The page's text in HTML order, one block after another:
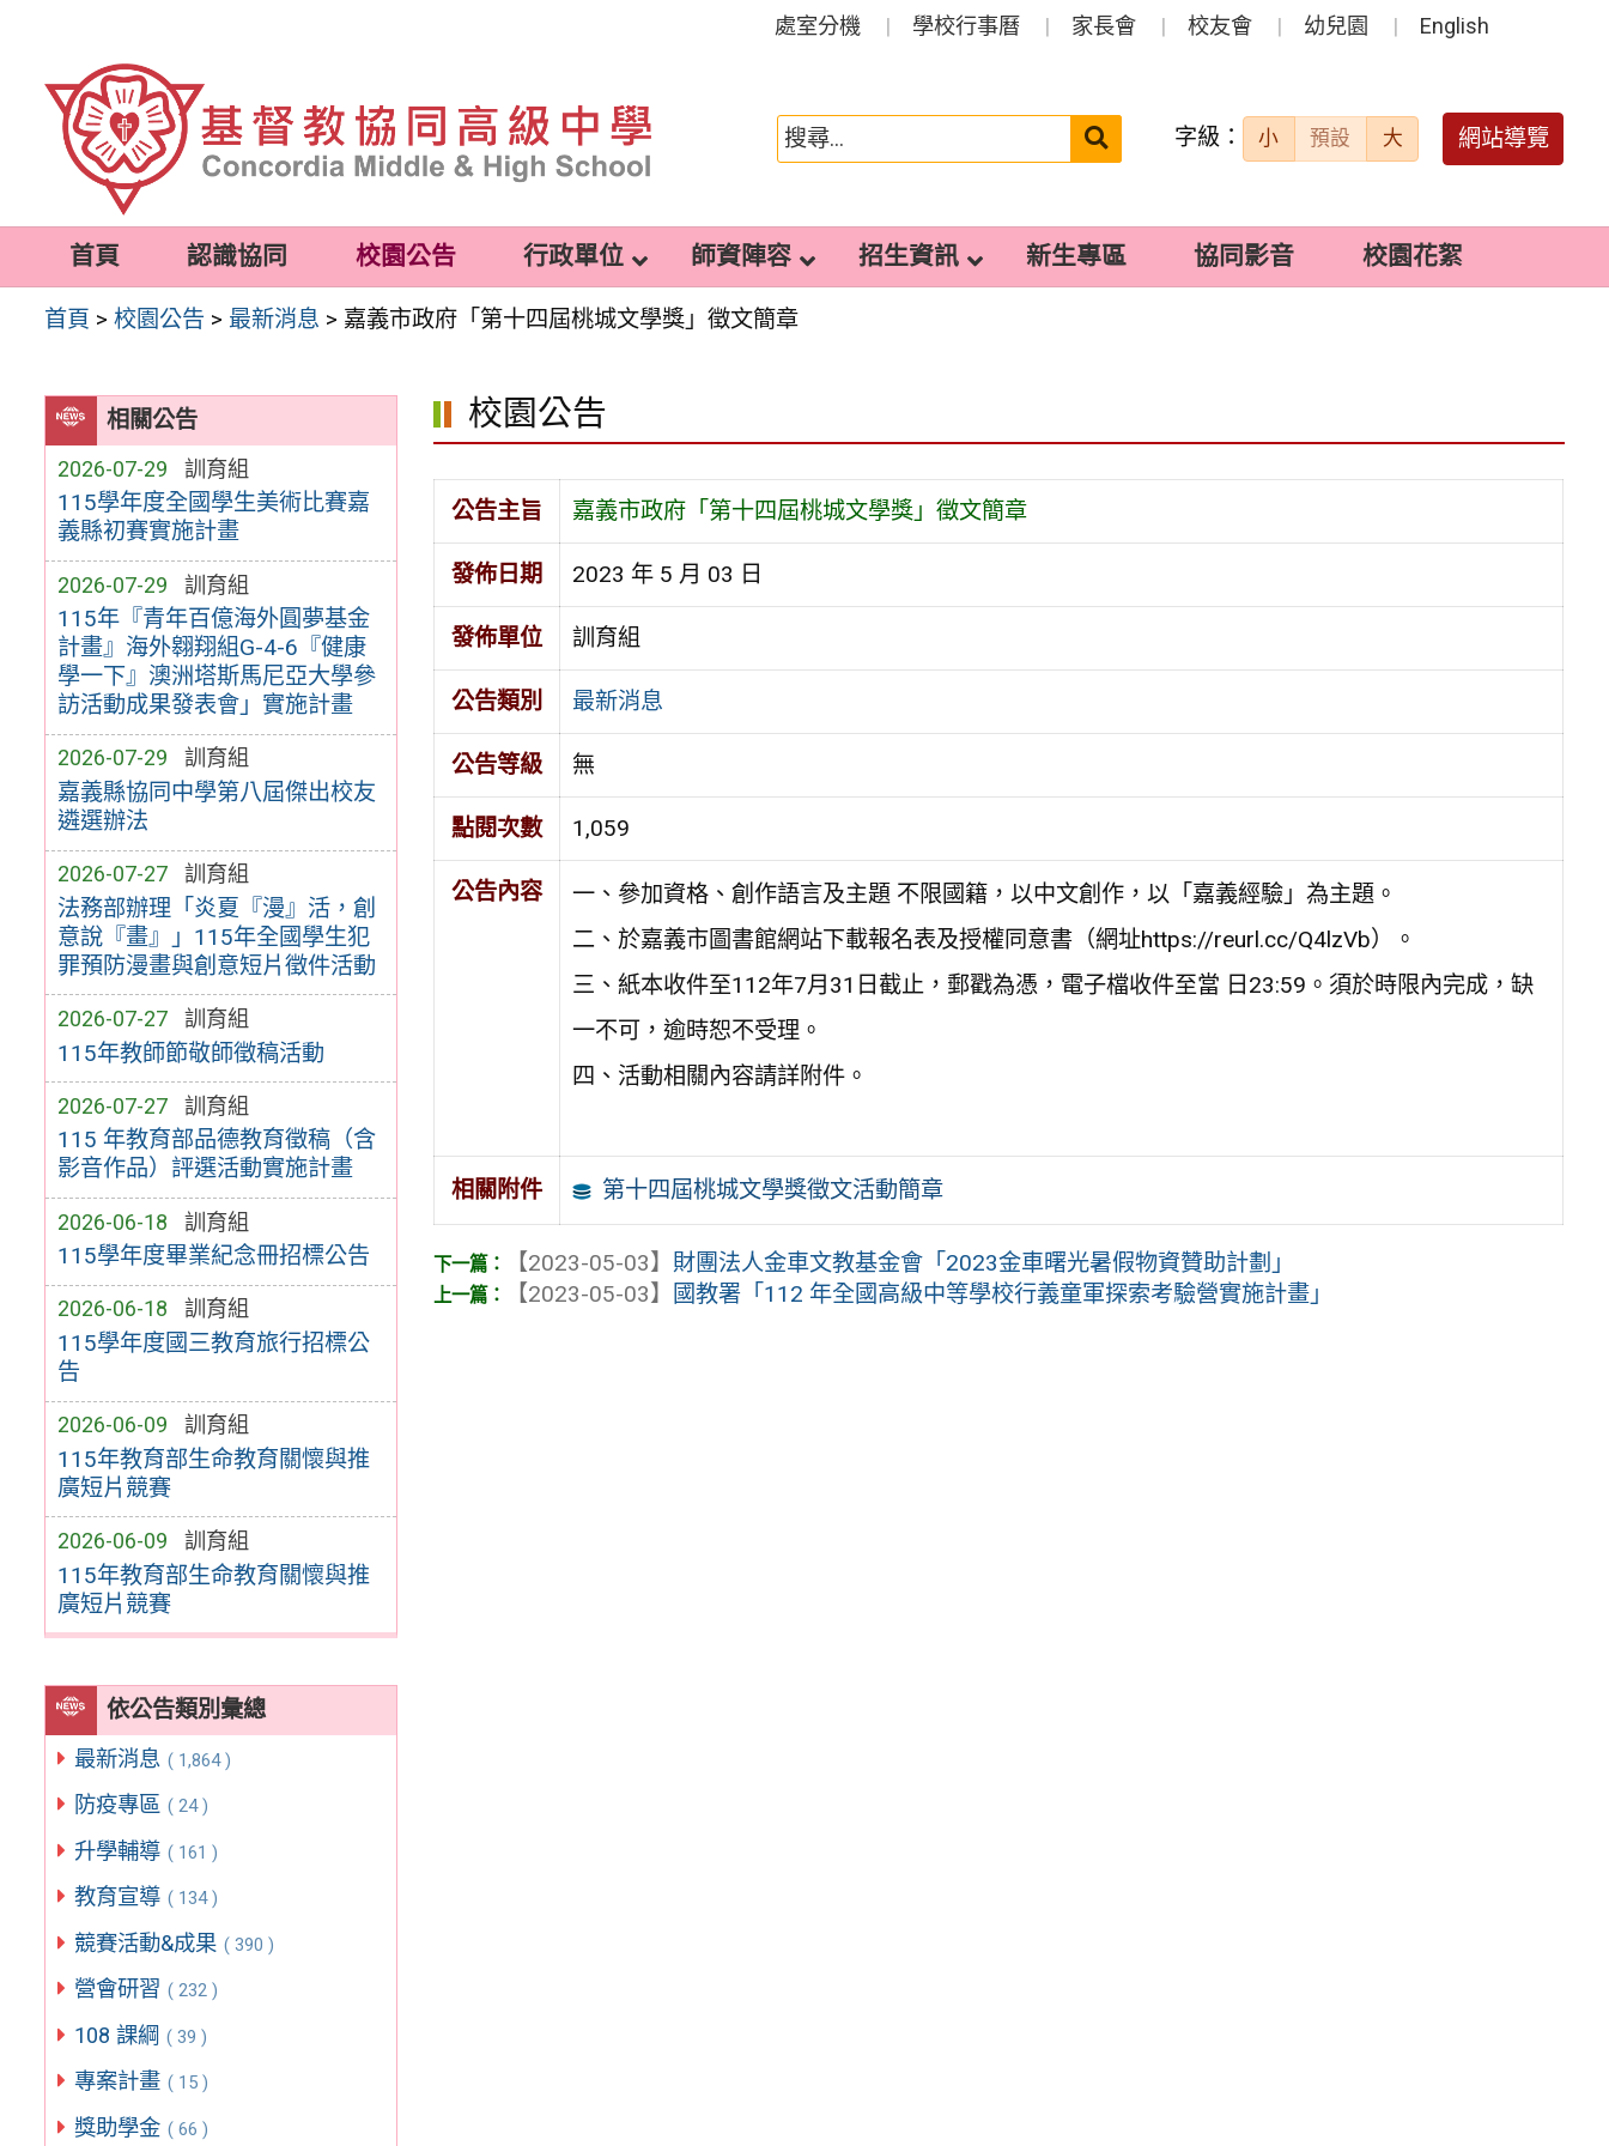
容
處室分機 學校行事曆 家長會 校友會 幼兒園 English
搜
送出 字級： 小 預設 大 網站導覽
首頁 認識協同 校園公告 行政單位 師資陣容 招生資訊 新生專區 協同影音 校園花絮
首頁 >校園公告 > 最新消息 > 嘉義市政府「第十四屆桃城文學獎」徵文簡章
相關公告
2026-07-29 訓育組
115學年度全國學生美術比賽嘉
義縣初賽實施計畫
2026-07-29 訓育組
115年『青年百億海外圓夢基金
計畫』海外翱翔組G-4-6『健康
學一下』澳洲塔斯馬尼亞大學參
訪活動成果發表會」實施計畫
2026-07-29 訓育組
嘉義縣協同中學第八屆傑出校友
遴選辦法
2026-07-27 訓育組
法務部辦理「炎夏『漫』活，創
意說『畫』」115年全國學生犯
罪預防漫畫與創意短片徵件活動
2026-07-27 訓育組
115年教師節敬師徵稿活動
2026-07-27 訓育組
115 年教育部品德教育徵稿（含
影音作品）評選活動實施計畫
2026-06-18 訓育組
115學年度畢業紀念冊招標公告
2026-06-18 訓育組
115學年度國三教育旅行招標公
告
2026-06-09 訓育組
115年教育部生命教育關懷與推
廣短片競賽
2026-06-09 訓育組
115年教育部生命教育關懷與推
廣短片競賽
依公告類別彙總
最新消息 ( 1,864 )
防疫專區 ( 24 )
升學輔導 ( 161 )
教育宣導 ( 134 )
競賽活動&成果 ( 390 )
營會研習 ( 232 )
108 課綱 ( 39 )
專案計畫 ( 15 )
獎助學金 ( 66 )
校園公告
公告主旨 嘉義市政府「第十四屆桃城文學獎」徵文簡章
發佈日期 2023 年 5 月 03 日
發佈單位 訓育組
公告類別 最新消息
公告等級 無
點閱次數 1,059
公告內容
一、參加資格、創作語言及主題 不限國籍，以中文創作，以「嘉義經驗」為主題。
二、於嘉義市圖書館網站下載報名表及授權同意書（網址https://reurl.cc/Q4lzVb）。
三、紙本收件至112年7月31日截止，郵戳為憑，電子檔收件至當 日23:59。須於時限內完成，缺
一不可，逾時恕不受理。
四、活動相關內容請詳附件。
相關附件 第十四屆桃城文學獎徵文活動簡章
【2023-05-03】 財團法人金車文教基金會「2023金車曙光暑假物資贊助計劃」
【2023-05-03】
國教署「112 年全國高級中等學校行義童軍探索考驗營實施計畫」